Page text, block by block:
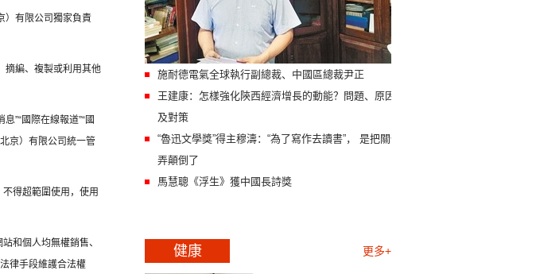
）有限公司獨家負責
摘編、複製或利用其他
”“國際在線報道”“國
京）有限公司統一管
得超範圍使用，使用
和個人均無權銷售、
律手段維護合法權
施耐德電氣全球執行副總裁、中國區總裁尹正
王建康：怎樣強化陝西經濟增長的動能？問題、原因
及對策
“魯迅文學獎”得主穆濤：“為了寫作去讀書”， 是把關係
弄顛倒了
馬慧聰《浮生》獲中國長詩獎
健康 更多+